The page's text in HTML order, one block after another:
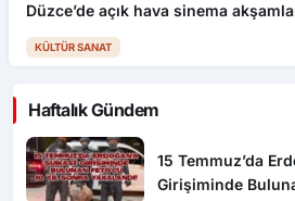
Düzce’de açık hava sinema
KÜLTÜR SANAT
Haftalık Gündem
15 Temmuz’da
Girişiminde